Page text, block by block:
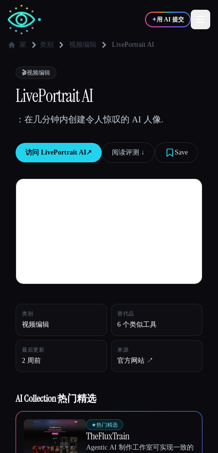
✦用 AI 提交
✍️写作者
💻
家 类别 视频编辑 LivePortrait AI
🎬视频编辑
LivePortrait AI
：在几分钟内创建令人惊叹的 AI 人像.
访问 LivePortrait AI↗︎ 阅读评测 ↓︎ Save
类别
视频编辑
替代品
6 个类似工具
最后更新
2 周前
来源
官方网站 ↗︎
AI Collection 热门精选
★热门精选
TheFluxTrain
Agentic AI 制作工作室可实现一致的